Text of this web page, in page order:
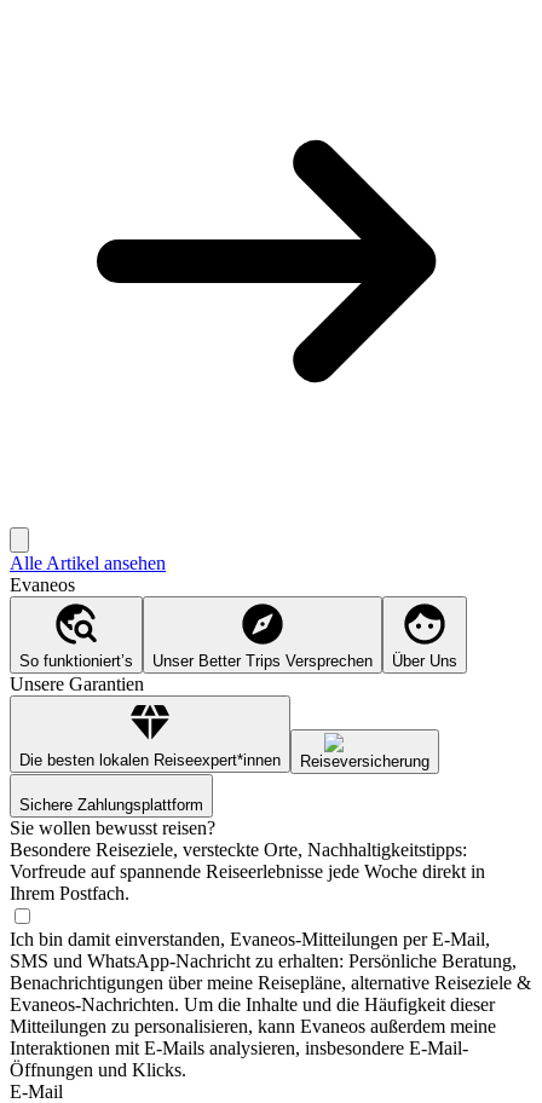
Alle Artikel ansehen
Evaneos
So funktioniert’s Unser Better Trips Versprechen Über Uns
Unsere Garantien
Die besten lokalen Reiseexpert*innen Reiseversicherung
Sichere Zahlungsplattform
Sie wollen bewusst reisen?
Besondere Reiseziele, versteckte Orte, Nachhaltigkeitstipps:
Vorfreude auf spannende Reiseerlebnisse jede Woche direkt in
Ihrem Postfach.
Ich bin damit einverstanden, Evaneos-Mitteilungen per E-Mail,
SMS und WhatsApp-Nachricht zu erhalten: Persönliche Beratung,
Benachrichtigungen über meine Reisepläne, alternative Reiseziele &
Evaneos-Nachrichten. Um die Inhalte und die Häufigkeit dieser
Mitteilungen zu personalisieren, kann Evaneos außerdem meine
Interaktionen mit E-Mails analysieren, insbesondere E-Mail-
Öffnungen und Klicks.
E-Mail